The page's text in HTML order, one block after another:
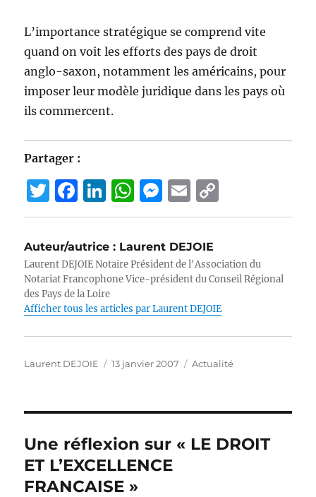
L’importance stratégique se comprend vite
quand on voit les efforts des pays de droit
anglo-saxon, notamment les américains, pour
imposer leur modèle juridique dans les pays où
ils commercent.
Partager :
T
w
it
te
r
F
a
c
e
b
o
Li
n
e
d
I
W
h
s
A
p
M
e
ss
e
n
g
E
m
ai
l
o
y
Li
n
Auteur/autrice : Laurent DEJOIE
Laurent DEJOIE Notaire Président de l'Association du
Notariat Francophone Vice-président du Conseil Régional
des Pays de la Loire
Afficher tous les articles par Laurent DEJOIE
Auteur
Laurent DEJOIE
Publié
13 janvier 2007 Catégories
Actualité
Une réflexion sur « LE DROIT
ET L’EXCELLENCE
FRANCAISE »